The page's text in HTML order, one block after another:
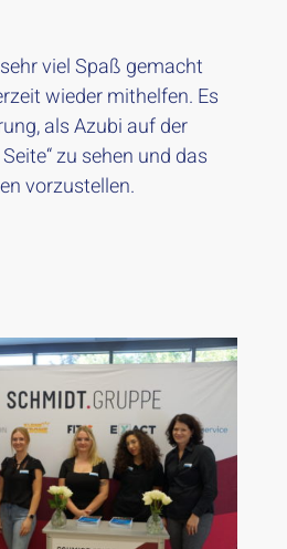
viel Spaß gemacht
wieder mithelfen. Es
als Azubi auf der
zu sehen und das
vorzustellen.